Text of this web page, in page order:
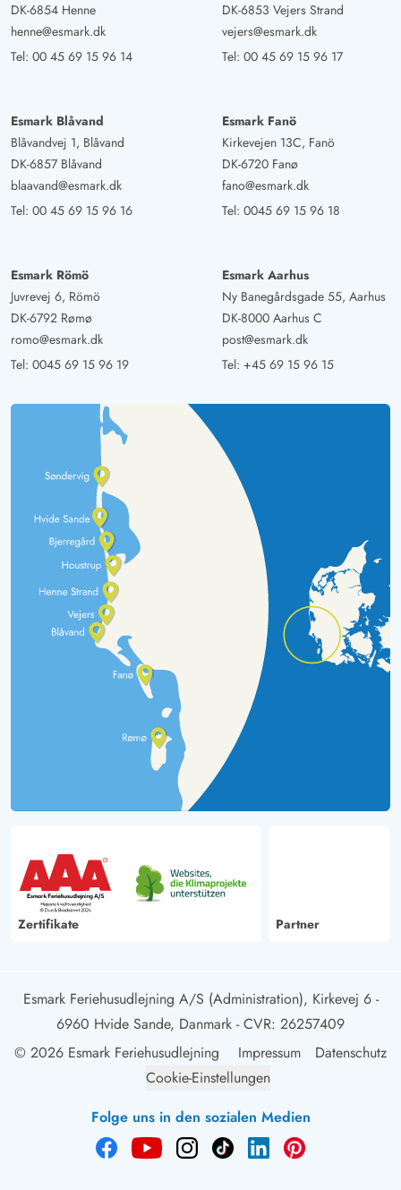
DK-6854 Henne
henne@esmark.dk
Tel: 00 45 69 15 96 14
DK-6853 Vejers Strand
vejers@esmark.dk
Tel: 00 45 69 15 96 17
Esmark Blåvand
Blåvandvej 1, Blåvand
DK-6857 Blåvand
blaavand@esmark.dk
Tel: 00 45 69 15 96 16
Esmark Fanö
Kirkevejen 13C, Fanö
DK-6720 Fanø
fano@esmark.dk
Tel: 0045 69 15 96 18
Esmark Römö
Juvrevej 6, Römö
DK-6792 Rømø
romo@esmark.dk
Tel: 0045 69 15 96 19
Esmark Aarhus
Ny Banegårdsgade 55, Aarhus
DK-8000 Aarhus C
post@esmark.dk
Tel: +45 69 15 96 15
Zertifikate Partner
Esmark Feriehusudlejning A/S (Administration), Kirkevej 6 -
6960 Hvide Sande, Danmark - CVR: 26257409
© 2026 Esmark Feriehusudlejning
Impressum
Datenschutz
Cookie-Einstellungen
Folge uns in den sozialen Medien